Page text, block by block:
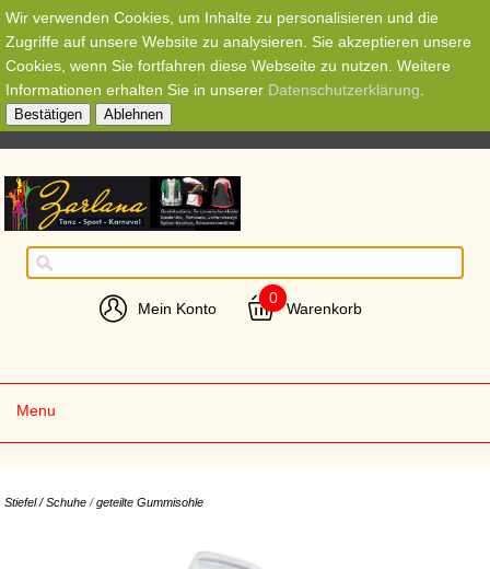
Wir verwenden Cookies, um Inhalte zu personalisieren und die
Zugriffe auf unsere Website zu analysieren. Sie akzeptieren unsere
Cookies, wenn Sie fortfahren diese Webseite zu nutzen. Weitere
Informationen erhalten Sie in unserer Datenschutzerklärung
Bestätigen Ablehnen
Mein Konto
0
Warenkorb
Menu
Stiefel / Schuhe /geteilte Gummisohle